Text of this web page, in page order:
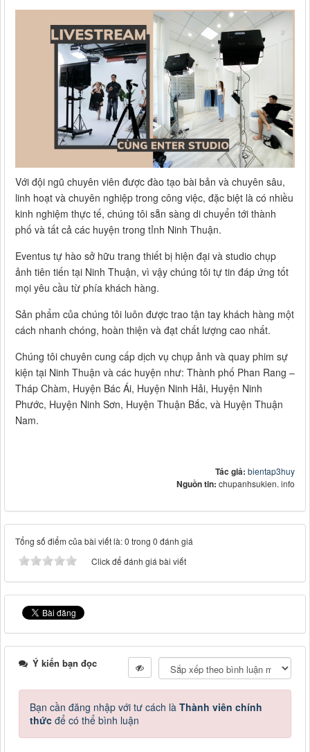
Với đội ngũ chuyên viên được đào tạo bài bản và chuyên sâu,
linh hoạt và chuyên nghiệp trong công việc, đặc biệt là có nhiều
kinh nghiệm thực tế, chúng tôi sẵn sàng di chuyển tới thành
phố và tất cả các huyện trong tỉnh Ninh Thuận.
Eventus tự hào sở hữu trang thiết bị hiện đại và studio chụp
ảnh tiên tiến tại Ninh Thuận, vì vậy chúng tôi tự tin đáp ứng tốt
mọi yêu cầu từ phía khách hàng.
Sản phẩm của chúng tôi luôn được trao tận tay khách hàng một
cách nhanh chóng, hoàn thiện và đạt chất lượng cao nhất.
Chúng tôi chuyên cung cấp dịch vụ chụp ảnh và quay phim sự
kiện tại Ninh Thuận và các huyện như: Thành phố Phan Rang –
Tháp Chàm, Huyện Bác Ái, Huyện Ninh Hải, Huyện Ninh
Phước, Huyện Ninh Sơn, Huyện Thuận Bắc, và Huyện Thuận
Nam.
Tác giả: bientap3huy
Nguồn tin: chupanhsukien. info
Tổng số điểm của bài viết là: 0 trong 0 đánh giá
Click để đánh giá bài viết
Ý kiến bạn đọc
Bạn cần đăng nhập với tư cách là Thành viên chính
thức để có thể bình luận